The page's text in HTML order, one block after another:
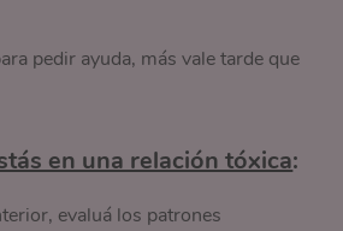
pedir ayuda, más vale tarde que
en una relación tóxica:
evaluá los patrones